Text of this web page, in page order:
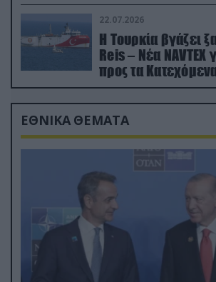
22.07.2026
Η Τουρκία βγάζει
Reis – Νέα NAVTEX
προς τα
ΕΘΝΙΚΑ ΘΕΜΑΤΑ